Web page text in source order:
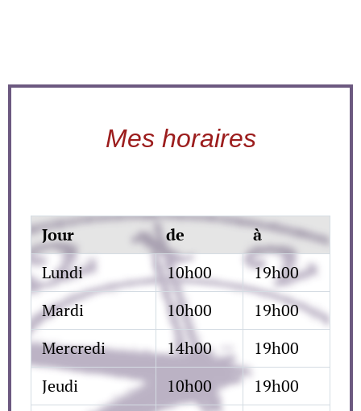
Mes horaires
Jour de
à
Lundi
10h00
19h00
Mardi
10h00
19h00
Mercredi
14h00
19h00
Jeudi
10h00
19h00